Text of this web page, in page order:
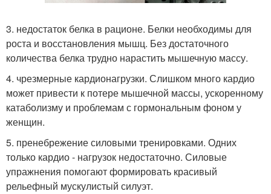
3. недостаток белка в рационе. Белки необходимы для
роста и восстановления мышц. Без достаточного
количества белка трудно нарастить мышечную массу.
4. чрезмерные кардионагрузки. Слишком много кардио
может привести к потере мышечной массы, ускоренному
катаболизму и проблемам с гормональным фоном у
женщин.
5. пренебрежение силовыми тренировками. Одних
только кардио - нагрузок недостаточно. Силовые
упражнения помогают формировать красивый
рельефный мускулистый силуэт.